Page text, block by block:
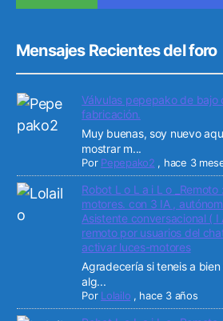
Mensajes Recientes del foro
Válvulas pepepako de bajo
fabricación.
Muy buenas, soy nuevo
mostrar m...
Por Pepepako2 , hace 3
Robot L o L a i L o
motores. con 3 IA ,
Asistente conversacional (
remoto por usuarios del
activar luces-motores
Agradecería si teneis a
alg...
Por Lolailo , hace 3 años